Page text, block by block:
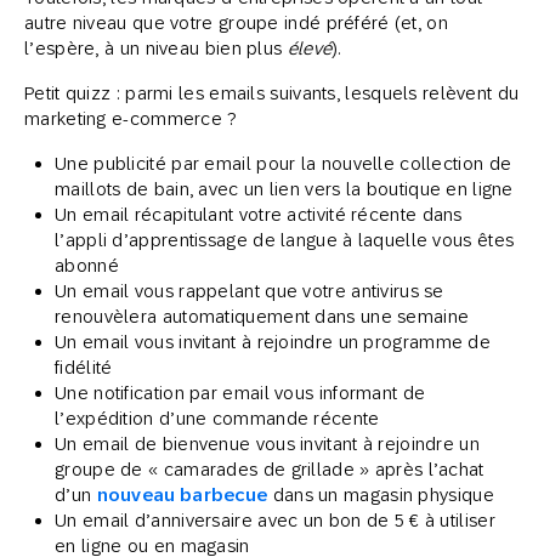
autre niveau que votre groupe indé préféré (et, on
l’espère, à un niveau bien plus élevé).
Petit quizz : parmi les emails suivants, lesquels relèvent du
marketing e-commerce ?
Une publicité par email pour la nouvelle collection de
maillots de bain, avec un lien vers la boutique en ligne
Un email récapitulant votre activité récente dans
l’appli d’apprentissage de langue à laquelle vous êtes
abonné
Un email vous rappelant que votre antivirus se
renouvèlera automatiquement dans une semaine
Un email vous invitant à rejoindre un programme de
fidélité
Une notification par email vous informant de
l’expédition d’une commande récente
Un email de bienvenue vous invitant à rejoindre un
groupe de « camarades de grillade » après l’achat
d’un nouveau barbecue dans un magasin physique
Un email d’anniversaire avec un bon de 5 € à utiliser
en ligne ou en magasin